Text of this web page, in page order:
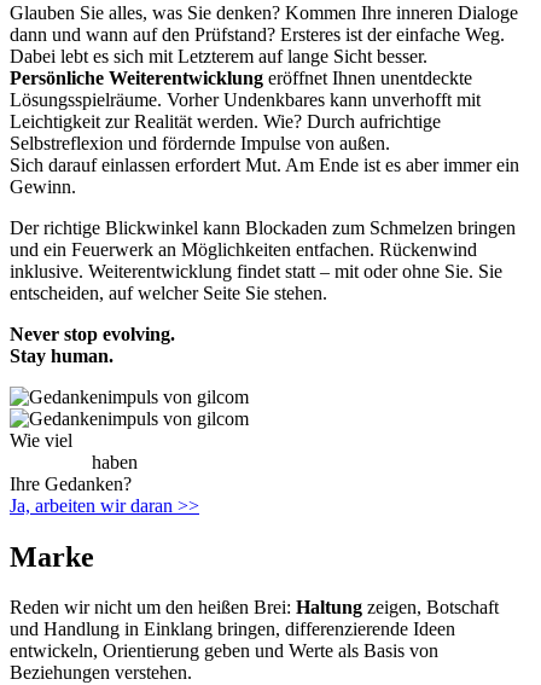
Glauben Sie alles, was Sie denken? Kommen Ihre inneren Dialoge
dann und wann auf den Prüfstand? Ersteres ist der einfache Weg.
Dabei lebt es sich mit Letzterem auf lange Sicht besser.
Persönliche Weiterentwicklung eröffnet Ihnen unentdeckte
Lösungsspielräume. Vorher Undenkbares kann unverhofft mit
Leichtigkeit zur Realität werden. Wie? Durch aufrichtige
Selbstreflexion und fördernde Impulse von außen.
Sich darauf einlassen erfordert Mut. Am Ende ist es aber immer ein
Gewinn.
Der richtige Blickwinkel kann Blockaden zum Schmelzen bringen
und ein Feuerwerk an Möglichkeiten entfachen. Rückenwind
inklusive. Weiterentwicklung findet statt – mit oder ohne Sie. Sie
entscheiden, auf welcher Seite Sie stehen.
Never stop evolving.
Stay human.
Wie viel
haben
Ihre Gedanken?
Ja, arbeiten wir daran >>
Marke
Reden wir nicht um den heißen Brei: Haltung zeigen, Botschaft
und Handlung in Einklang bringen, differenzierende Ideen
entwickeln, Orientierung geben und Werte als Basis von
Beziehungen verstehen.